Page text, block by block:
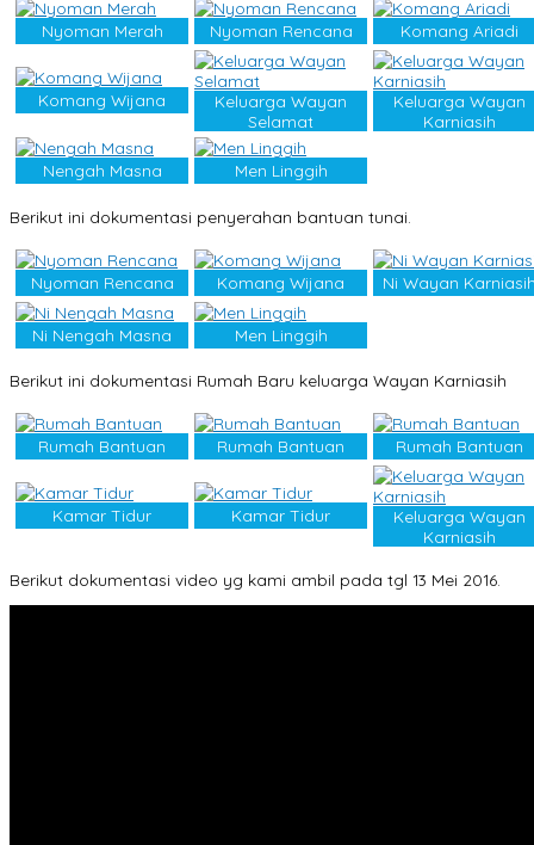
Nyoman Merah Nyoman Rencana Komang Ariadi
Komang Wijana
Keluarga Wayan
Selamat
Keluarga Wayan
Karniasih
Nengah Masna Men Linggih
Berikut ini dokumentasi penyerahan bantuan tunai.
Nyoman Rencana Komang Wijana Ni Wayan
Ni Nengah Masna Men Linggih
Berikut ini dokumentasi Rumah Baru keluarga Wayan Karniasih
Rumah Bantuan Rumah Bantuan Rumah Bantuan
Kamar Tidur Kamar Tidur
Keluarga Wayan
Karniasih
Berikut dokumentasi video yg kami ambil pada tgl 13 Mei 2016.